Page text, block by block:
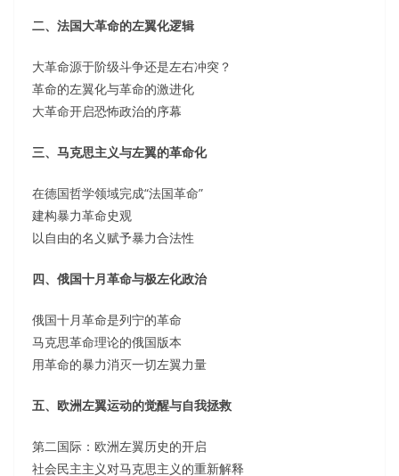
二、法国大革命的左翼化逻辑
大革命源于阶级斗争还是左右冲突？
革命的左翼化与革命的激进化
大革命开启恐怖政治的序幕
三、马克思主义与左翼的革命化
在德国哲学领域完成“法国革命”
建构暴力革命史观
以自由的名义赋予暴力合法性
四、俄国十月革命与极左化政治
俄国十月革命是列宁的革命
马克思革命理论的俄国版本
用革命的暴力消灭一切左翼力量
五、欧洲左翼运动的觉醒与自我拯救
第二国际：欧洲左翼历史的开启
社会民主主义对马克思主义的重新解释